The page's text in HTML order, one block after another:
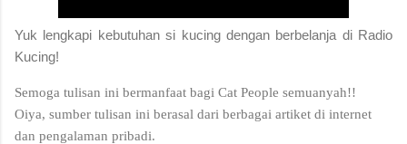
Yuk lengkapi kebutuhan si kucing dengan berbelanja di Radio
Kucing!
Semoga tulisan ini bermanfaat bagi Cat People semuanyah!!
Oiya, sumber tulisan ini berasal dari berbagai artiket di internet
dan pengalaman pribadi.